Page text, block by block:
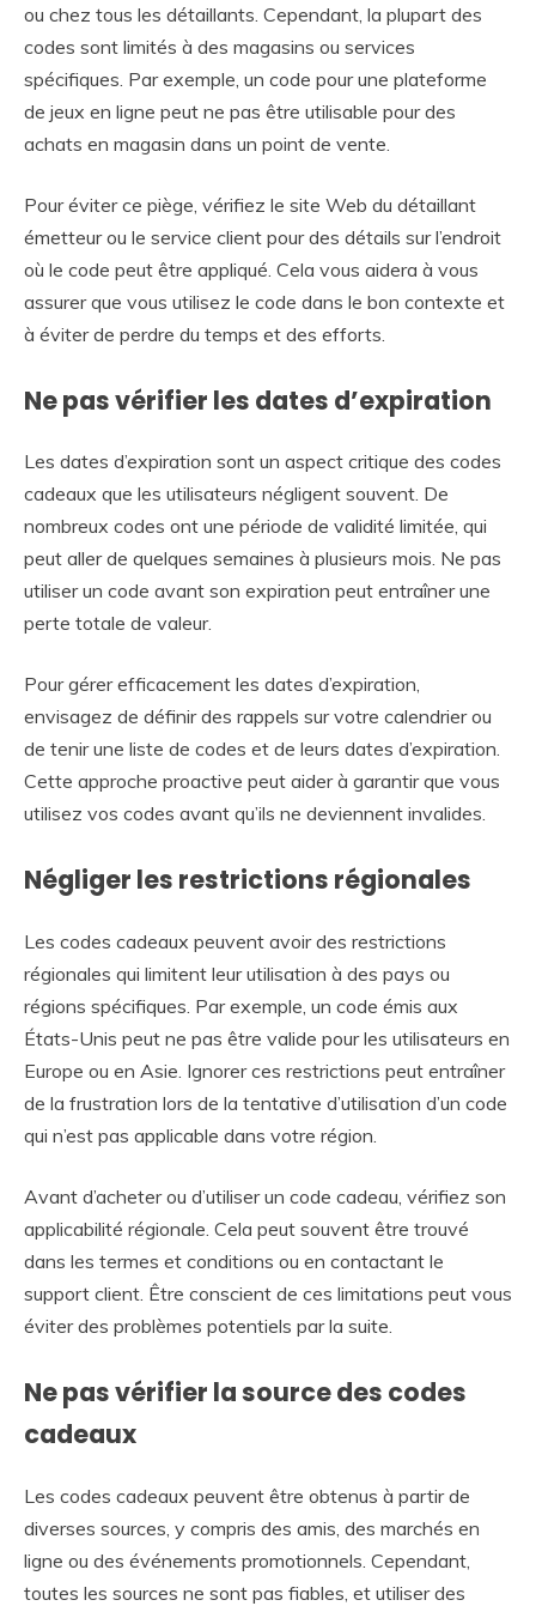
ou chez tous les détaillants. Cependant, la plupart des
codes sont limités à des magasins ou services
spécifiques. Par exemple, un code pour une plateforme
de jeux en ligne peut ne pas être utilisable pour des
achats en magasin dans un point de vente.
Pour éviter ce piège, vérifiez le site Web du détaillant
émetteur ou le service client pour des détails sur l’endroit
où le code peut être appliqué. Cela vous aidera à vous
assurer que vous utilisez le code dans le bon contexte et
à éviter de perdre du temps et des efforts.
Ne pas vérifier les dates d’expiration
Les dates d’expiration sont un aspect critique des codes
cadeaux que les utilisateurs négligent souvent. De
nombreux codes ont une période de validité limitée, qui
peut aller de quelques semaines à plusieurs mois. Ne pas
utiliser un code avant son expiration peut entraîner une
perte totale de valeur.
Pour gérer efficacement les dates d’expiration,
envisagez de définir des rappels sur votre calendrier ou
de tenir une liste de codes et de leurs dates d’expiration.
Cette approche proactive peut aider à garantir que vous
utilisez vos codes avant qu’ils ne deviennent invalides.
Négliger les restrictions régionales
Les codes cadeaux peuvent avoir des restrictions
régionales qui limitent leur utilisation à des pays ou
régions spécifiques. Par exemple, un code émis aux
États-Unis peut ne pas être valide pour les utilisateurs en
Europe ou en Asie. Ignorer ces restrictions peut entraîner
de la frustration lors de la tentative d’utilisation d’un code
qui n’est pas applicable dans votre région.
Avant d’acheter ou d’utiliser un code cadeau, vérifiez son
applicabilité régionale. Cela peut souvent être trouvé
dans les termes et conditions ou en contactant le
support client. Être conscient de ces limitations peut vous
éviter des problèmes potentiels par la suite.
Ne pas vérifier la source des codes
cadeaux
Les codes cadeaux peuvent être obtenus à partir de
diverses sources, y compris des amis, des marchés en
ligne ou des événements promotionnels. Cependant,
toutes les sources ne sont pas fiables, et utiliser des